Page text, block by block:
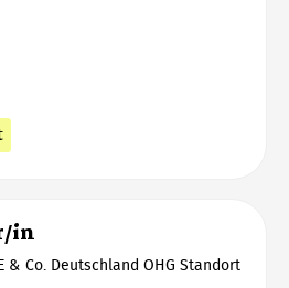
in
& Co. Deutschland OHG Standort